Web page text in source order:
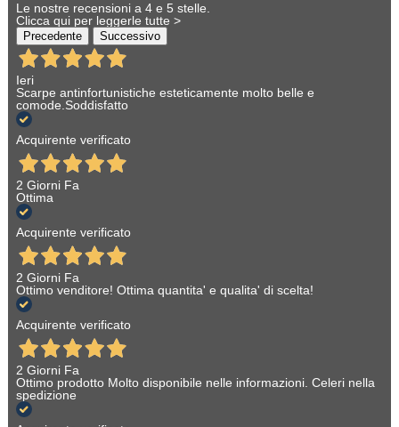
Le nostre recensioni a 4 e 5 stelle.
Clicca qui per leggerle tutte >
Precedente Successivo
Ieri
Scarpe antinfortunistiche esteticamente molto belle e
comode.Soddisfatto
Acquirente verificato
2 Giorni Fa
Ottima
Acquirente verificato
2 Giorni Fa
Ottimo venditore! Ottima quantita' e qualita' di scelta!
Acquirente verificato
2 Giorni Fa
Ottimo prodotto Molto disponibile nelle informazioni. Celeri nella
spedizione